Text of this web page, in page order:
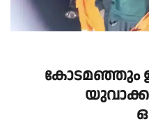
കോടമഞ്ഞും